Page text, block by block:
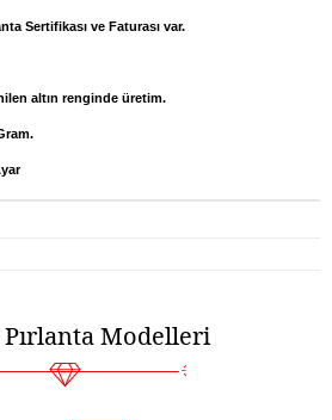
Sertifikası ve Faturası var.
altın renginde üretim.
Modelleri